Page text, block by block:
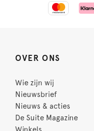
OVER ONS
Wie zijn wij
Nieuwsbrief
Nieuws & acties
De Suite Magazine